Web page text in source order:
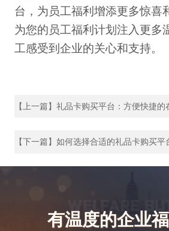
台，为员工福利增添更多惊喜
为您的员工福利计划注入更多
工感受到企业的关心和支持。
【上一篇】礼品卡购买平台：方便快捷
【下一篇】如何选择合适的礼品卡购买
有温度的企业